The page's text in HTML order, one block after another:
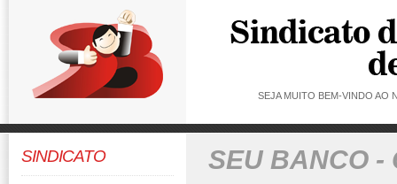
SEJA MUITO BEM-VINDO
SINDICATO SEU BANCO -